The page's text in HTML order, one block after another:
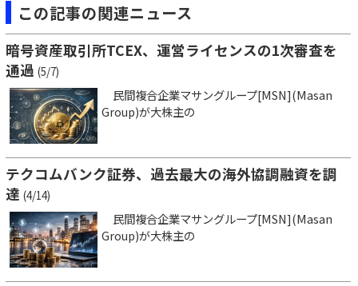
この記事の関連ニュース
暗号資産取引所TCEX、運営ライセンスの1次審査を
通過 (5/7)
民間複合企業マサングループ[MSN](Masan
Group)が大株主の
テクコムバンク証券、過去最大の海外協調融資を調
達 (4/14)
民間複合企業マサングループ[MSN](Masan
Group)が大株主の